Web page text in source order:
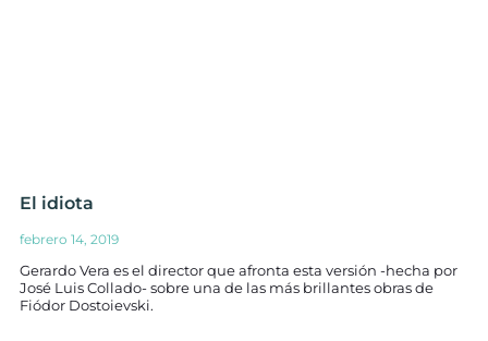
El idiota
febrero 14, 2019
Gerardo Vera es el director que afronta esta versión -hecha por
José Luis Collado- sobre una de las más brillantes obras de
Fiódor Dostoievski.